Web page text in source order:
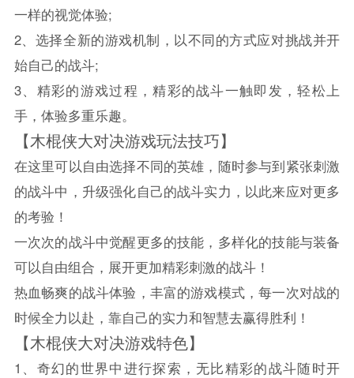
一样的视觉体验;
2、选择全新的游戏机制，以不同的方式应对挑战并开
始自己的战斗;
3、精彩的游戏过程，精彩的战斗一触即发，轻松上
手，体验多重乐趣。
【木棍侠大对决游戏玩法技巧】
在这里可以自由选择不同的英雄，随时参与到紧张刺激
的战斗中，升级强化自己的战斗实力，以此来应对更多
的考验！
一次次的战斗中觉醒更多的技能，多样化的技能与装备
可以自由组合，展开更加精彩刺激的战斗！
热血畅爽的战斗体验，丰富的游戏模式，每一次对战的
时候全力以赴，靠自己的实力和智慧去赢得胜利！
【木棍侠大对决游戏特色】
1、奇幻的世界中进行探索，无比精彩的战斗随时开